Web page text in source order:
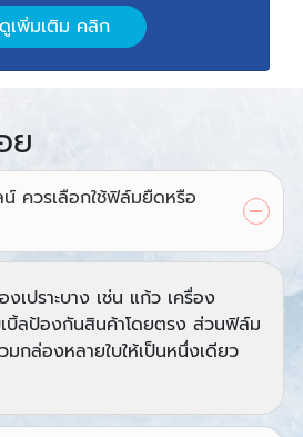
ดูเพิ่มเติม คลิก
ย
น์ ควรเลือกใช้ฟิล์มยืดหรือ
เปราะบาง เช่น แก้ว เครื่อง
บิ้ลป้องกันสินค้าโดยตรง ส่วนฟิล์ม
มกล่องหลายใบให้เป็นหนึ่งเดียว